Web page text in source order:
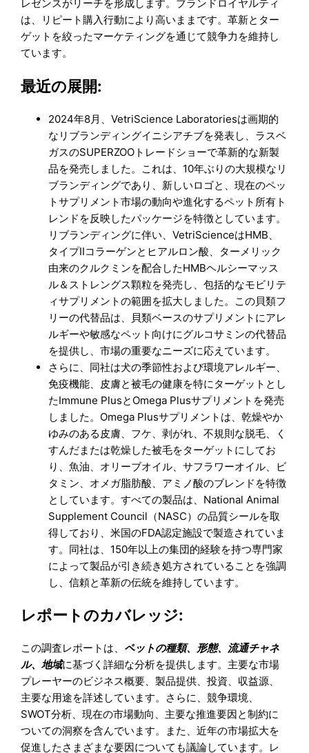
レゼンスがリーチを形成します。ブランドロイヤルティ
は、リピート購入行動により高いままです。革新とター
ゲットを絞ったマーケティングを通じて競争力を維持し
ています。
最近の展開:
2024年8月、VetriScience Laboratoriesは画期的
なリブランディングイニシアチブを発表し、ラスベ
ガスのSUPERZOOトレードショーで革新的な新製
品を発売しました。これは、10年ぶりの大規模なリ
ブランディングであり、新しいロゴと、現在のペッ
トサプリメント市場の動向や進化するペット所有ト
レンドを反映したパッケージを特徴としています。
リブランディングに伴い、VetriScienceはHMB、
タイプIIコラーゲンとヒアルロン酸、ターメリック
由来のクルクミンを配合したHMBヘルシーマッス
ル＆ストレングス顆粒を発売し、包括的なモビリテ
ィサプリメントの範囲を拡大しました。この貝類フ
リーの代替品は、貝類ベースのサプリメントにアレ
ルギーや敏感なペット向けにグルコサミンの代替品
を提供し、市場の重要なニーズに応えています。
さらに、同社は犬の季節性および環境アレルギー、
免疫機能、皮膚と被毛の健康を特にターゲットとし
たImmune PlusとOmega Plusサプリメントを発売
しました。Omega Plusサプリメントは、乾燥やか
ゆみのある皮膚、フケ、剥がれ、不規則な脱毛、く
すんだまたは乾燥した被毛をターゲットにしてお
り、魚油、オリーブオイル、サフラワーオイル、ビ
タミン、オメガ脂肪酸、アミノ酸のブレンドを特徴
としています。すべての製品は、National Animal
Supplement Council（NASC）の品質シールを取
得しており、米国のFDA認定施設で製造されていま
す。同社は、150年以上の集団的経験を持つ専門家
によって製品が引き続き処方されていることを強調
し、信頼と革新の伝統を維持しています。
レポートのカバレッジ:
この調査レポートは、 ペットの種類、形態、流通チャネ
ル、地域に基づく詳細な分析を提供します。主要な市場
プレーヤーのビジネス概要、製品提供、投資、収益源、
主要な用途を詳述しています。さらに、競争環境、
SWOT分析、現在の市場動向、主要な推進要因と制約に
ついての洞察を含んでいます。また、近年の市場拡大を
促進したさまざまな要因についても議論しています。レ